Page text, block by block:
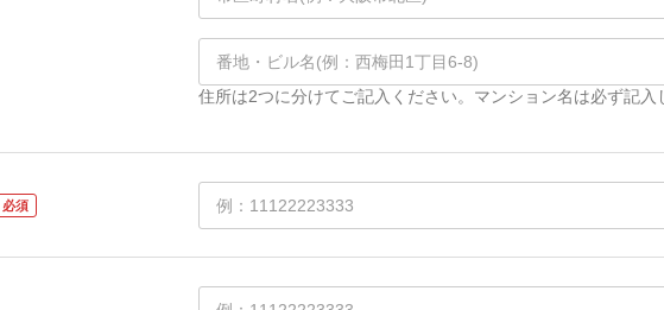
住所は2つに分けてご記入ください。マンション名は必ず記入
必須